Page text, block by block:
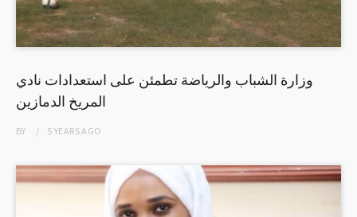
وزارة الشباب والرياضة تطمئن على استعدادات نادي
المريخ الدمازين
BY 5 YEARSAGO